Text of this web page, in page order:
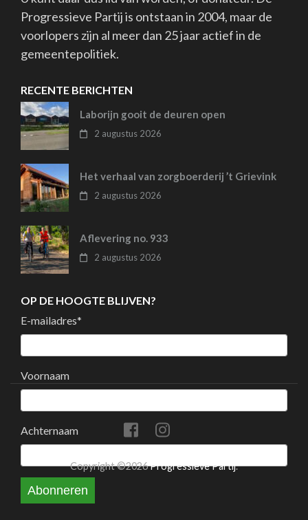
Progressieve Partij is ontstaan in 2004, maar de
voorlopers zijn al meer dan 25 jaar actief in de
gemeentepolitiek.
RECENTE BERICHTEN
Laborijn gooit de deuren open
2 augustus 2026
Het verhaal van zorgboerderij ’t Grievink
2 augustus 2026
Aflevering no. 933
2 augustus 2026
OP DE HOOGTE BLIJVEN?
E-mailadres*
Voornaam
Achternaam
Abonneren
Copyright ©2026Progressieve Partij.